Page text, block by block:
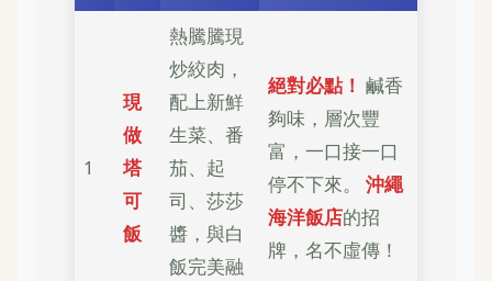
1
現
做
塔
可
飯
熱騰騰現
炒絞肉，
配上新鮮
生菜、番
茄、起
司、莎莎
醬，與白
飯完美融
絕對必點！ 鹹香
夠味，層次豐
富，一口接一口
停不下來。 沖繩
海洋飯店的招
牌，名不虛傳！